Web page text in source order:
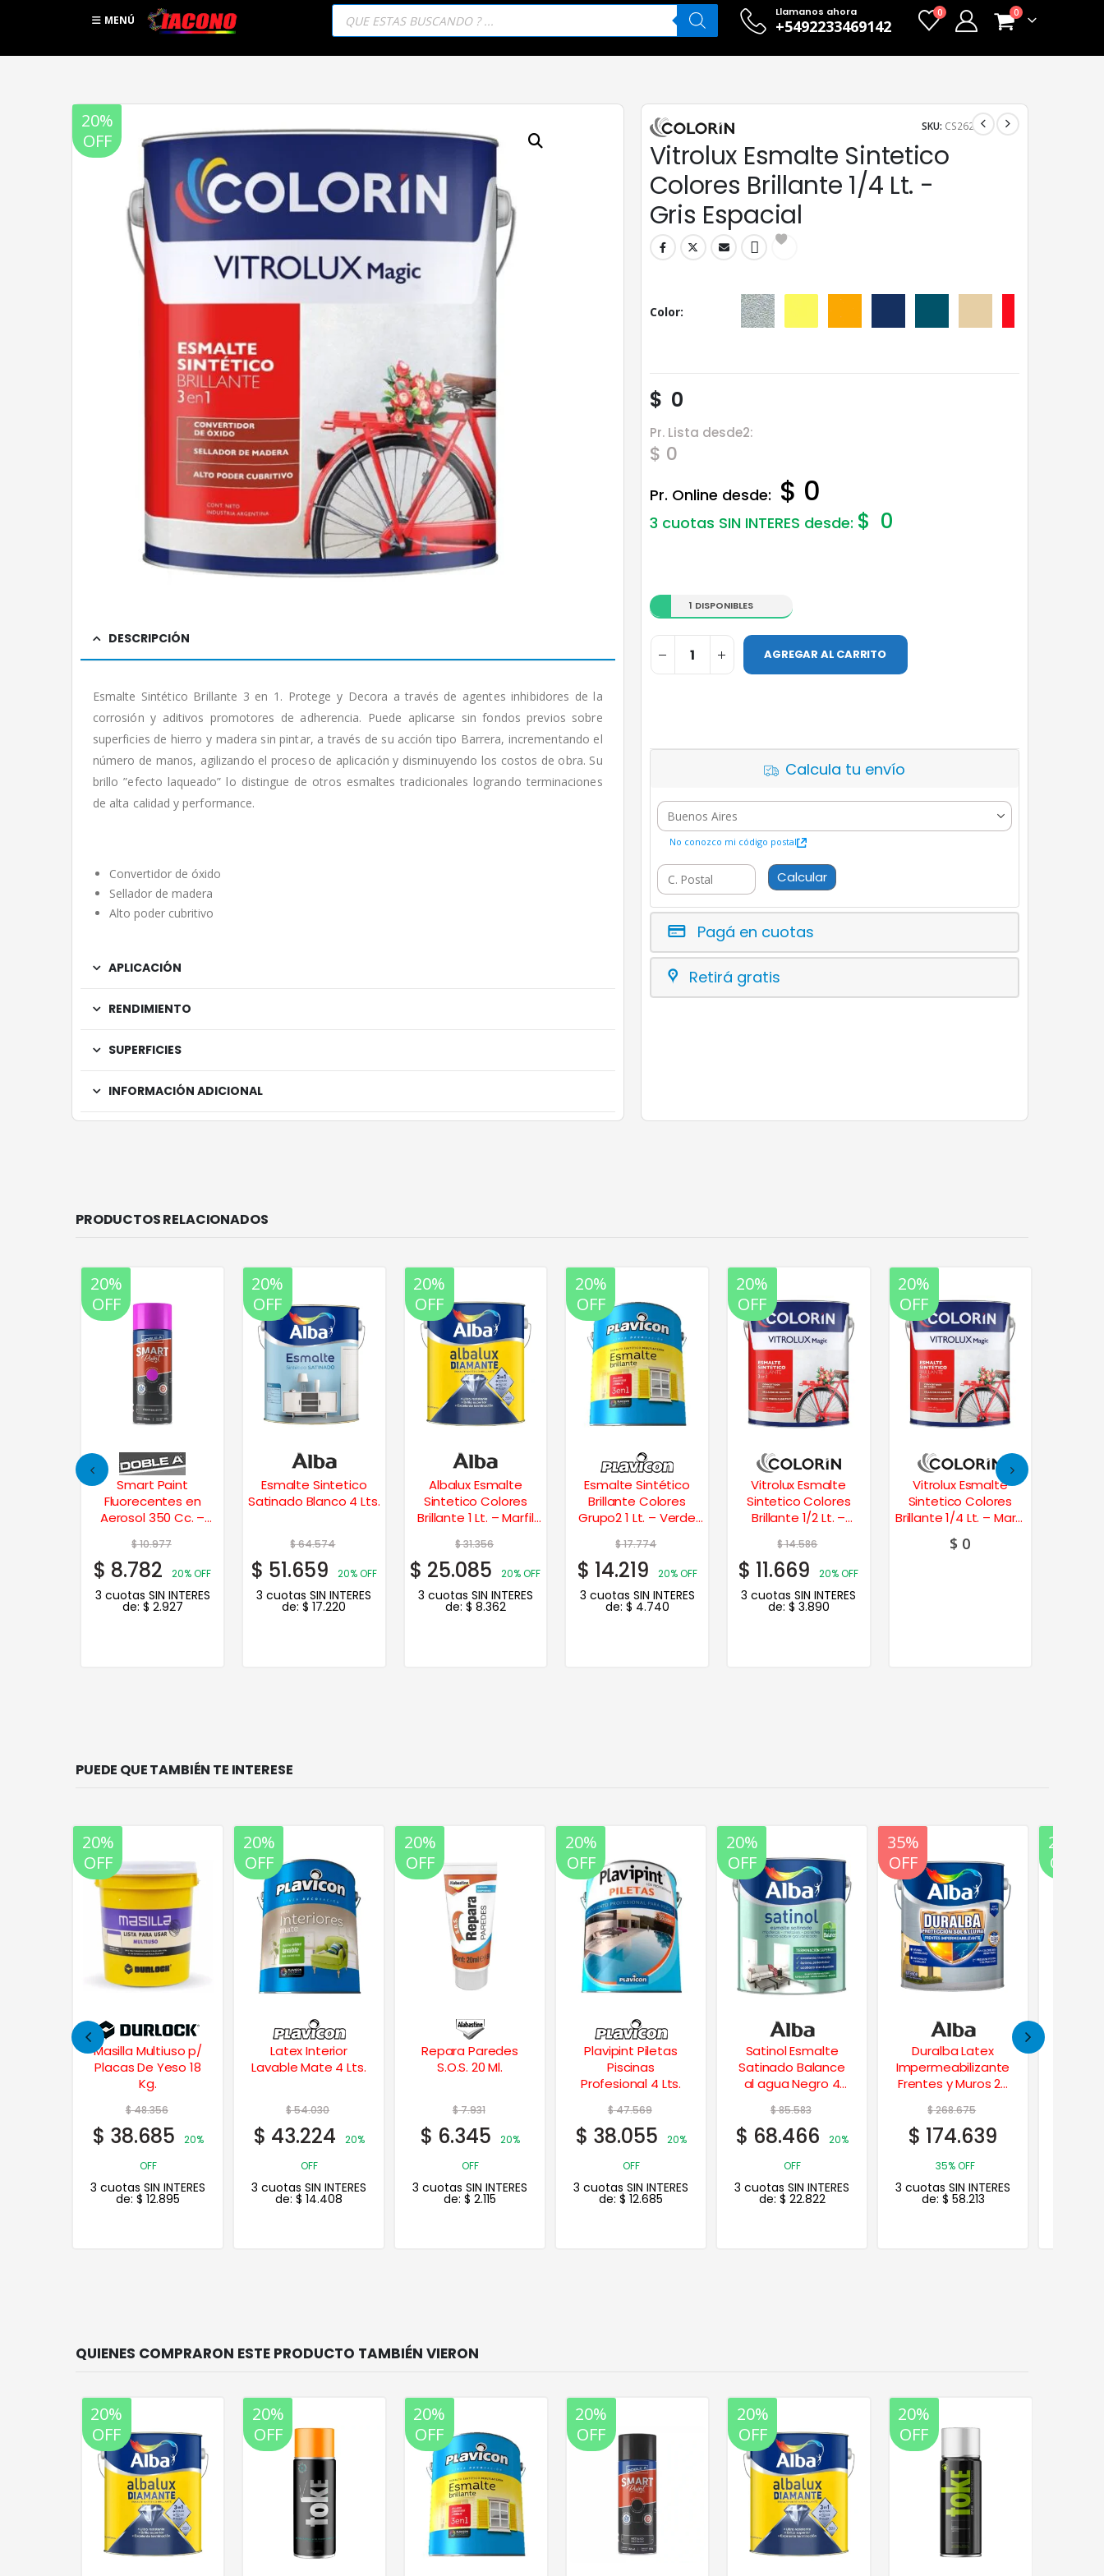
MENÚ
Búsqueda
productos
Llamanos ahora
+5492233469142
0 0
20%
OFF
DESCRIPCIÓN
Esmalte Sintético Brillante 3 en 1. Protege y Decora a través de agentes inhibidores de la
corrosión y aditivos promotores de adherencia. Puede aplicarse sin fondos previos sobre
superficies de hierro y madera sin pintar, a través de su acción tipo Barrera, incrementando el
número de manos, agilizando el proceso de aplicación y disminuyendo los costos de obra. Su
brillo ”efecto laqueado” lo distingue de otros esmaltes tradicionales logrando terminaciones
de alta calidad y performance.
Convertidor de óxido
Sellador de madera
Alto poder cubritivo
APLICACIÓN
RENDIMIENTO
SUPERFICIES
INFORMACIÓN ADICIONAL
Vitrolux Esmalte Sintetico
Colores Brillante 1/4 Lt. -
Gris Espacial
SKU: CS262
Color Aluminio Amarillo
$ 0
Pr. Lista desde2:
$ 0
Pr. Online desde: $ 0
3 cuotas SIN INTERES desde: $ 0
1 DISPONIBLES
AGREGAR AL CARRITO
Calcula tu envío
No conozco mi código postal
Calcular
Pagá en cuotas
Retirá gratis
PRODUCTOS RELACIONADOS
20%
OFF
Smart Paint
Fluorecentes en
Aerosol 350 Cc. –
$10.977
$ 8.782 20% OFF
3 cuotas SIN INTERES
de: $ 2.927
20%
OFF
Esmalte Sintetico
Satinado Blanco 4 Lts.
$64.574
$ 51.659 20% OFF
3 cuotas SIN INTERES
de:$ 17.220
20%
OFF
Albalux Esmalte
Sintetico Colores
Brillante 1 Lt. – Marfil
$31.356
$ 25.085 20% OFF
3 cuotas SIN INTERES
de: $ 8.362
20%
OFF
Esmalte Sintético
Brillante Colores
Grupo2 1 Lt. – Verde
$17.774
$ 14.219 20% OFF
3 cuotas SIN INTERES
de: $ 4.740
20%
OFF
Vitrolux Esmalte
Sintetico Colores
Brillante 1/2 Lt. –
$14.586
$ 11.669 20% OFF
3 cuotas SIN INTERES
de: $ 3.890
20%
OFF
Vitrolux Esmalte
Sintetico Colores
Brillante 1/4 Lt. – Marfil
Champagne
$ 0
PUEDE QUE TAMBIÉN TE INTERESE
20%
OFF
Latex Interior
Lavable Mate 4 Lts.
$54.030
$ 43.224
20%
OFF
3 cuotas SIN INTERES
de: $14.408
20%
OFF
Repara Paredes
S.O.S. 20 Ml.
$7.931
$ 6.345
20%
OFF
3 cuotas SIN INTERES
de: $2.115
20%
OFF
Plavipint Piletas
Piscinas
$47.569
$38.055
20%
OFF
3 cuotas SIN INTERES
de:$12.685
20%
OFF
Satinol Esmalte
Satinado Balance
al agua Negro 4
$85.583
$ 68.466
20%
OFF
3 cuotas SIN INTERES
de: $22.822
20%
OFF
35%
OFF
Duralba Latex
Impermeabilizante
Frentes y Muros 20
$268.675
$174.639
35% OFF
3 cuotas SIN INTERES
de:$ 58.213
20%
OFF
Kem Glo Esmalte
Sintetico Blanco
Semi-Brillo 1 Lt.
$37.843
$30.274
20%
OFF
3 cuotas SIN INTERES
de:$ 10.091
20%
OFF
20%
OFF
20%
OFF
20%
OFF
20%
OFF
20%
OFF
20%
OFF